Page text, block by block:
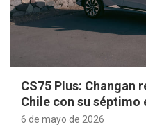
CS75 Plus: Changan
Chile con su séptimo
6 de mayo de 2026